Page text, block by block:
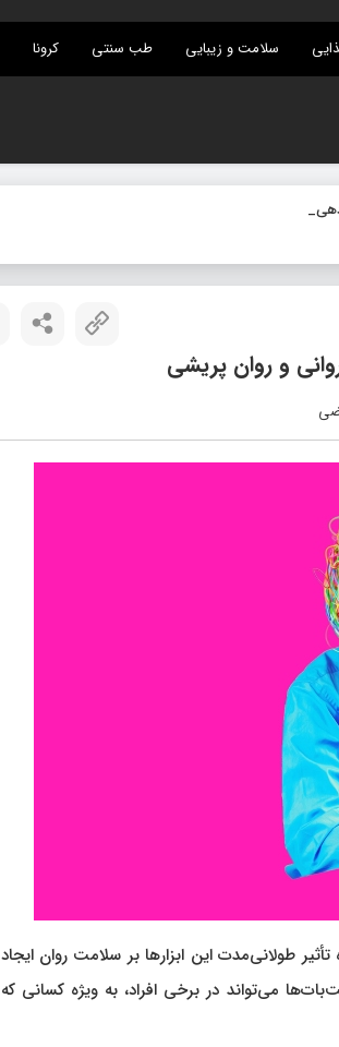
سلامت و زیبایی طب سنتی کرونا
و روان‌ پریشی
طولانی‌مدت این ابزارها بر سلامت روان ایجاد
می‌تواند در برخی افراد، به ویژه کسانی که